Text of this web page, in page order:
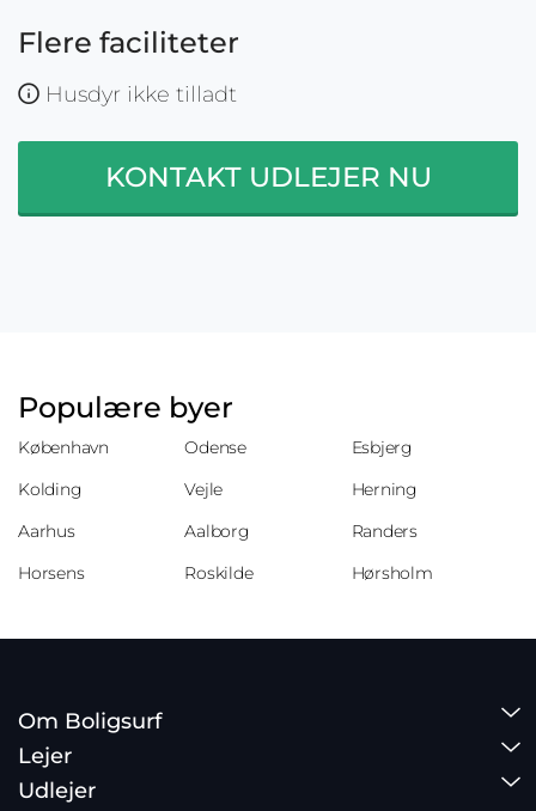
Flere faciliteter
Husdyr ikke tilladt
KONTAKT UDLEJER NU
Populære byer
København Odense
Esbjerg
Kolding
Vejle
Herning
Aarhus
Aalborg
Randers
Horsens
Roskilde Hørsholm
Om Boligsurf
Lejer
Udlejer